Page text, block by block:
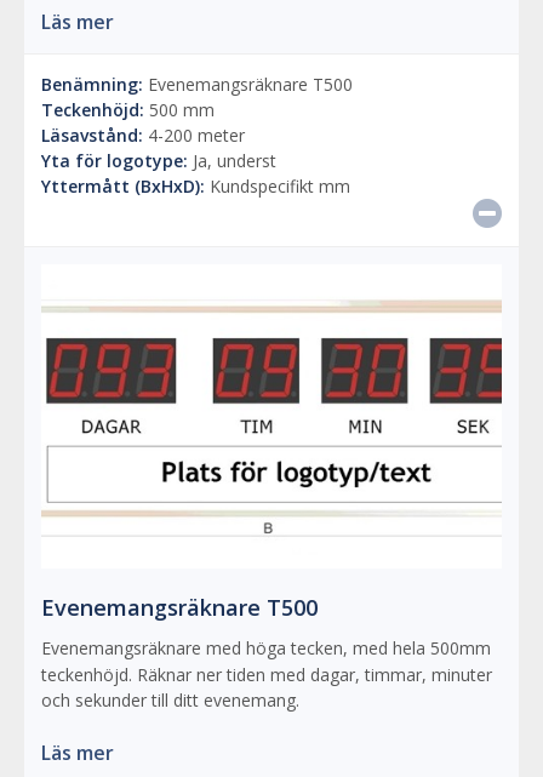
Läs mer
Benämning: Evenemangsräknare T500
Teckenhöjd: 500 mm
Läsavstånd: 4-200 meter
Yta för logotype: Ja, underst
Yttermått (BxHxD): Kundspecifikt mm
Evenemangsräknare T500
Evenemangsräknare med höga tecken, med hela 500mm
teckenhöjd. Räknar ner tiden med dagar, timmar, minuter
och sekunder till ditt evenemang.
Läs mer